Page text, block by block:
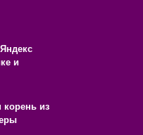
и
корень из